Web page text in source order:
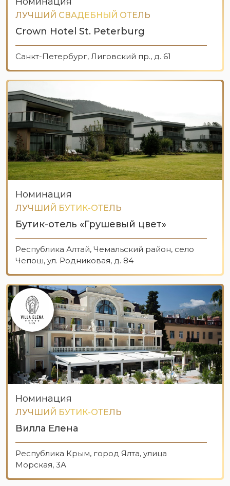
ЛУЧШИЙ СВАДЕБНЫЙ ОТЕЛЬ
Crown Hotel St. Peterburg
Санкт-Петербург, Лиговский пр., д. 61
Номинация
ЛУЧШИЙ БУТИК-ОТЕЛЬ
Бутик-отель «Грушевый цвет»
Республика Алтай, Чемальский район, село
Чепош, ул. Родниковая, д. 84
Номинация
ЛУЧШИЙ БУТИК-ОТЕЛЬ
Вилла Елена
Республика Крым, город Ялта, улица
Морская, 3А